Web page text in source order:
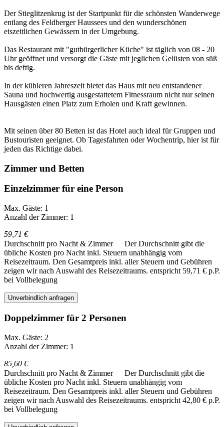
Der Stieglitzenkrug ist der Startpunkt für die schönsten Wanderwege
entlang des Feldberger Haussees und den wunderschönen
eiszeitlichen Gewässern in der Umgebung.
Das Restaurant mit "gutbürgerlicher Küche" ist täglich von 08 - 20
Uhr geöffnet und versorgt die Gäste mit jeglichen Gelüsten von süß
bis deftig.
In der kühleren Jahreszeit bietet das Haus mit neu entstandener
Sauna und hochwertig ausgestattetem Fitnessraum nicht nur seinen
Hausgästen einen Platz zum Erholen und Kraft gewinnen.
Mit seinen über 80 Betten ist das Hotel auch ideal für Gruppen und
Bustouristen geeignet. Ob Tagesfahrten oder Wochentrip, hier ist für
jeden das Richtige dabei.
Zimmer und Betten
Einzelzimmer für eine Person
Max. Gäste: 1
Anzahl der Zimmer: 1
59,71 €
Durchschnitt pro Nacht & Zimmer
Der Durchschnitt gibt die
übliche Kosten pro Nacht inkl. Steuern unabhängig vom
Reisezeitraum. Den Gesamtpreis inkl. aller Steuern und Gebühren
zeigen wir nach Auswahl des Reisezeitraums. entspricht 59,71 € p.P.
bei Vollbelegung
Unverbindlich anfragen
Doppelzimmer für 2 Personen
Max. Gäste: 2
Anzahl der Zimmer: 1
85,60 €
Durchschnitt pro Nacht & Zimmer
Der Durchschnitt gibt die
übliche Kosten pro Nacht inkl. Steuern unabhängig vom
Reisezeitraum. Den Gesamtpreis inkl. aller Steuern und Gebühren
zeigen wir nach Auswahl des Reisezeitraums. entspricht 42,80 € p.P.
bei Vollbelegung